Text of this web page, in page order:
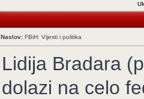
Naslov: FBiH: Vijesti i politika
Lidija Bradara
dolazi na celo